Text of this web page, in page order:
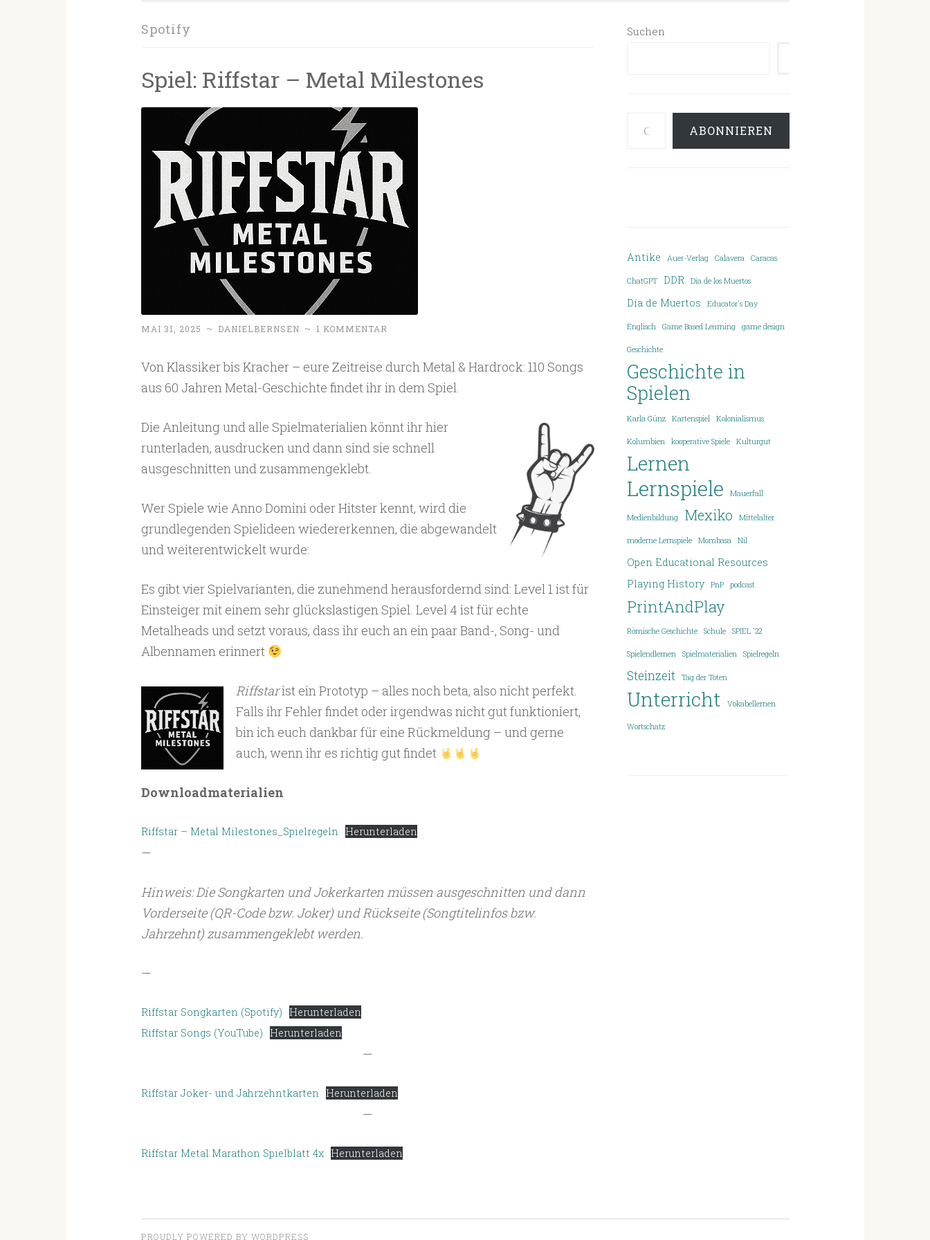
Spotify
Spiel: Riffstar – Metal Milestones
MAI 31, 2025 ~ DANIELBERNSEN ~ 1 KOMMENTAR
Von Klassiker bis Kracher – eure Zeitreise durch Metal & Hardrock: 110 Songs
aus 60 Jahren Metal-Geschichte findet ihr in dem Spiel.
Die Anleitung und alle Spielmaterialien könnt ihr hier
runterladen, ausdrucken und dann sind sie schnell
ausgeschnitten und zusammengeklebt.
Wer Spiele wie Anno Domini oder Hitster kennt, wird die
grundlegenden Spielideen wiedererkennen, die abgewandelt
und weiterentwickelt wurde:
Es gibt vier Spielvarianten, die zunehmend herausfordernd sind: Level 1 ist für
Einsteiger mit einem sehr glückslastigen Spiel. Level 4 ist für echte
Metalheads und setzt voraus, dass ihr euch an ein paar Band-, Song- und
Albennamen erinnert
Riffstarist ein Prototyp – alles noch beta, also nicht perfekt.
Falls ihr Fehler findet oder irgendwas nicht gut funktioniert,
bin ich euch dankbar für eine Rückmeldung – und gerne
auch, wenn ihr es richtig gut findet
Downloadmaterialien
Riffstar – Metal Milestones_Spielregeln Herunterladen
—
Hinweis: Die Songkarten und Jokerkarten müssen ausgeschnitten und dann
Vorderseite (QR-Code bzw. Joker) und Rückseite (Songtitelinfos bzw.
Jahrzehnt) zusammengeklebt werden.
—
Riffstar Songkarten (Spotify)
Herunterladen
Riffstar Songs (YouTube)
Herunterladen
—
Riffstar Joker- und Jahrzehntkarten Herunterladen
—
Riffstar Metal Marathon Spielblatt 4x Herunterladen
Suchen
ABONNIEREN
Antike Auer-Verlag Calavera Caracas
ChatGPT DDR Día de los Muertos
Día de Muertos Educator's Day
Englisch Game Based Learning game design
Geschichte
Geschichte in
Spielen
Karla Günz Kartenspiel Kolonialismus
Kolumbien kooperative Spiele Kulturgut
Lernen
Lernspiele Mauerfall
Medienbildung Mexiko Mittelalter
moderne Lernspiele Mombasa Nil
Open Educational Resources
Playing History
PnP podcast
PrintAndPlay
Römische Geschichte Schule SPIEL '22
Spielendlernen Spielmaterialien Spielregeln
Steinzeit Tag der Toten
Unterricht Vokabellernen
Wortschatz
PROUDLY POWERED BY WORDPRESS